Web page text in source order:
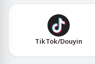
TikTok/Douyin